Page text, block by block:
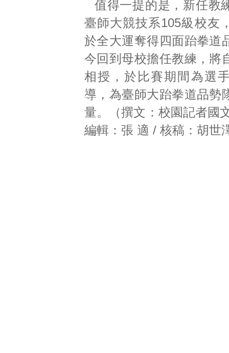
值得一提的是，新任教
臺師大競技系105級校友
於全大運奪得四面跆拳道
今回到母校擔任教練，將
相授，於比賽期間為選
導，為臺師大跆拳道品勢
量。（撰文：校園記者國
編輯：張 適 / 核稿：胡世